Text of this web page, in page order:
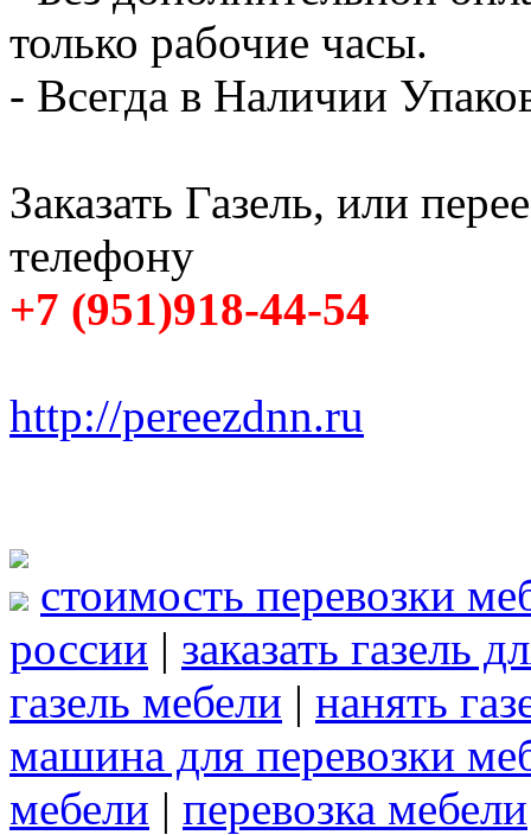
только рабочие часы.
- Всегда в Наличии
Заказать Газель, или
телефону
+7 (951)918-44-54
http://pereezdnn.ru
стоимость перевозки
россии | заказать газель
газель мебели | нанять
машина для перевозки
мебели | перевозка мебели